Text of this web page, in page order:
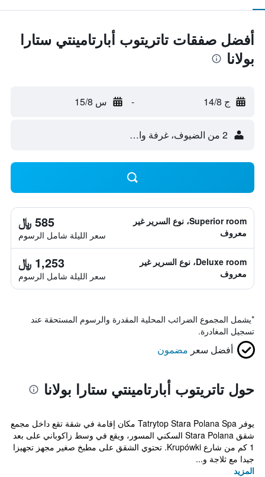
أفضل صفقات تاتريتوب أبارتامينتي ستارا
بولانا
ج 14/8 - س 15/8
2 من الضيوف، غرفة واحدة
Superior room، نوع السرير غير
معروف
585 ﷼
سعر الليلة شامل الرسوم
Deluxe room، نوع السرير غير
معروف
1,253 ﷼
سعر الليلة شامل الرسوم
*يشمل المجموع الضرائب المحلية المقدرة والرسوم المستحقة عند
تسجيل المغادرة.
أفضل سعر مضمون
حول تاتريتوب أبارتامينتي ستارا بولانا
يوفر Tatrytop Stara Polana Spa مكان إقامة في شقة تقع داخل مجمع
شقق Stara Polana السكني المسور، ويقع في وسط زاكوباني على بعد
1 كم من شارع Krupówki. تحتوي الشقق على مطبخ صغير مجهز تجهيزا
جيدا مع ثلاجة و...
المزيد